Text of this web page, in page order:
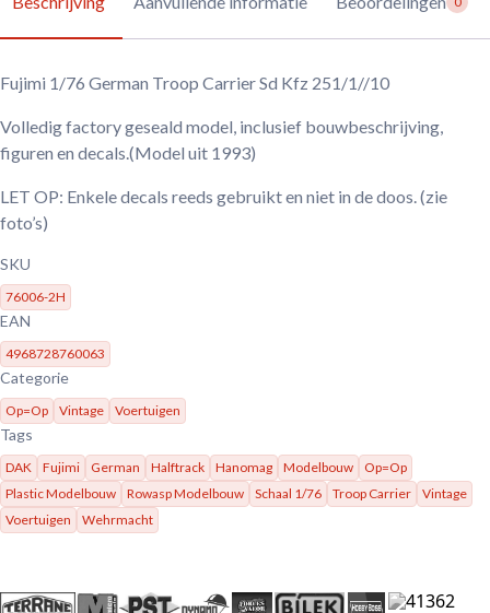
Fujimi 1/76 German Troop Carrier Sd Kfz 251/1//10
Volledig factory geseald model, inclusief bouwbeschrijving,
figuren en decals.(Model uit 1993)
LET OP: Enkele decals reeds gebruikt en niet in de doos. (zie
foto’s)
SKU
76006-2H
EAN
4968728760063
Categorie
Op=Op Vintage Voertuigen
Tags
DAK Fujimi German Halftrack Hanomag Modelbouw
Op=Op
Plastic Modelbouw
Rowasp Modelbouw Schaal 1/76 Troop Carrier
Vintage
Voertuigen
Wehrmacht